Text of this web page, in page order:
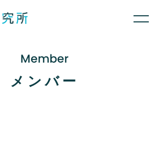
メンバー
Member